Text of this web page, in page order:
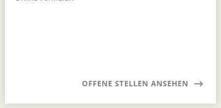
OFFENE STELLEN ANSEHEN